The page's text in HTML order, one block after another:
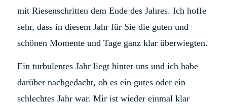
mit Riesenschritten dem Ende des Jahres. Ich hoffe
sehr, dass in diesem Jahr für Sie die guten und
schönen Momente und Tage ganz klar überwiegten.
Ein turbulentes Jahr liegt hinter uns und ich habe
darüber nachgedacht, ob es ein gutes oder ein
schlechtes Jahr war. Mir ist wieder einmal klar